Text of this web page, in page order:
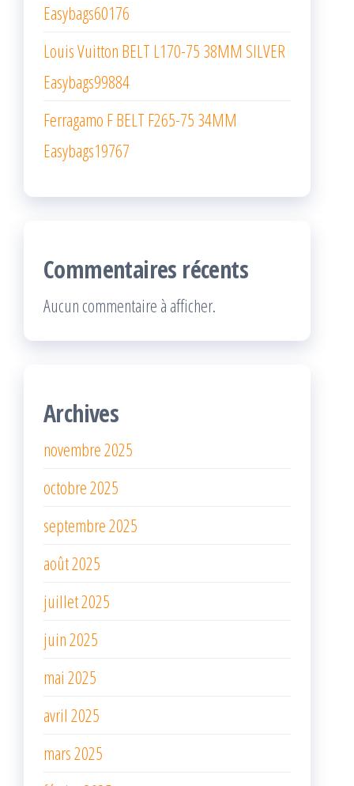
Easybags60176
Louis Vuitton BELT L170-75 38MM SILVER
Easybags99884
Ferragamo F BELT F265-75 34MM
Easybags19767
Commentaires récents
Aucun commentaire à afficher.
Archives
novembre 2025
octobre 2025
septembre 2025
août 2025
juillet 2025
juin 2025
mai 2025
avril 2025
mars 2025